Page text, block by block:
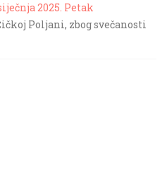
2025. Petak
Poljani, zbog svečanosti